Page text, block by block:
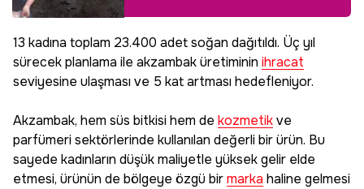
13 kadına toplam 23.400 adet soğan dağıtıldı. Üç yıl
sürecek planlama ile akzambak üretiminin ihracat
seviyesine ulaşması ve 5 kat artması hedefleniyor.
Akzambak, hem süs bitkisi hem de kozmetikve
parfümeri sektörlerinde kullanılan değerli bir ürün. Bu
sayede kadınların düşük maliyetle yüksek gelir elde
etmesi, ürünün de bölgeye özgü birmarka haline gelmesi